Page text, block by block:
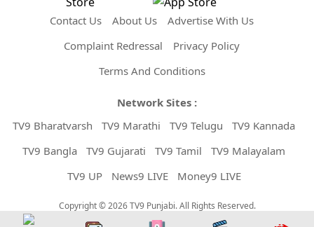
Contact Us About Us
Advertise With Us
Complaint Redressal
Privacy Policy
Terms And Conditions
Network Sites :
TV9 Bharatvarsh
TV9 Marathi TV9 Telugu
TV9 Kannada
TV9 Bangla
TV9 Gujarati TV9 Tamil
TV9 Malayalam
TV9 UP
News9 LIVE Money9 LIVE
Copyright © 2026 TV9 Punjabi. All Rights Reserved.